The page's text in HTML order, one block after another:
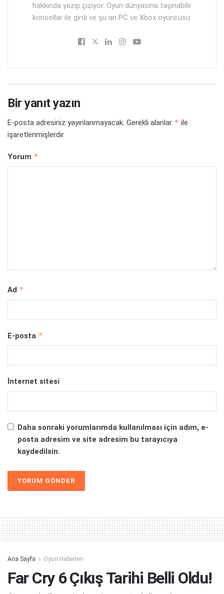
hakkında yazıp çiziyor. Oyun dünyasına taşınabilir
konsollar ile girdi ve şu an PC ve Xbox oyuncusu.
Bir yanıt yazın
E-posta adresiniz yayınlanmayacak. Gerekli alanlar * ile
işaretlenmişlerdir
Yorum *
Ad *
E-posta *
İnternet sitesi
Daha sonraki yorumlarımda kullanılması için adım, e-
posta adresim ve site adresim bu tarayıcıya
kaydedilsin.
Ana Sayfa Oyun Haberleri
Far Cry 6 Çıkış Tarihi Belli Oldu!